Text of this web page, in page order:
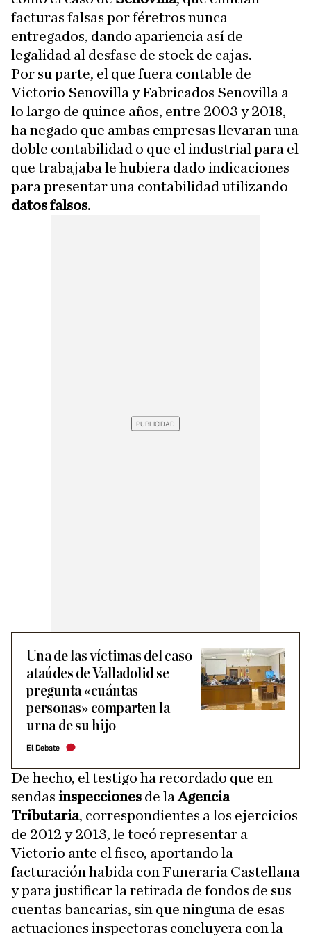
facturas falsas por féretros nunca
entregados, dando apariencia así de
legalidad al desfase de stock de cajas.
Por su parte, el que fuera contable de
Victorio Senovilla y Fabricados Senovilla a
lo largo de quince años, entre 2003 y 2018,
ha negado que ambas empresas llevaran una
doble contabilidad o que el industrial para el
que trabajaba le hubiera dado indicaciones
para presentar una contabilidad utilizando
datos falsos.
Una de las víctimas del caso
ataúdes de Valladolid se
pregunta «cuántas
personas» comparten la
urna de su hijo
El Debate
De hecho, el testigo ha recordado que en
sendas inspecciones de laAgencia
Tributaria, correspondientes a los ejercicios
de 2012 y 2013, le tocó representar a
Victorio ante el fisco, aportando la
facturación habida con Funeraria Castellana
y para justificar la retirada de fondos de sus
cuentas bancarias, sin que ninguna de esas
actuaciones inspectoras concluyera con la